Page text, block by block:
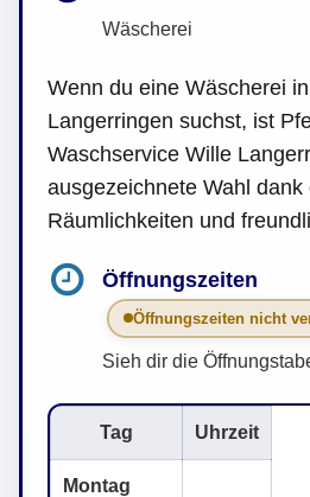
Wäscherei
Wenn du eine Wäscherei
Langerringen suchst, ist
Waschservice Wille
ausgezeichnete Wahl dank
Räumlichkeiten und
Öffnungszeiten
Öffnungszeiten nicht
Sieh dir die
Tag Uhrzeit
Montag